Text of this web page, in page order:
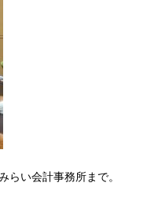
らい会計事務所まで。